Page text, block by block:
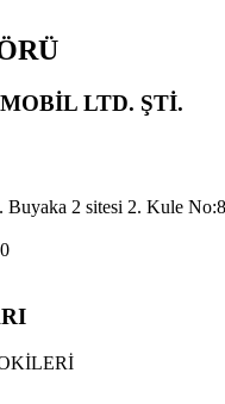
LTD. ŞTİ.
2 sitesi 2. Kule